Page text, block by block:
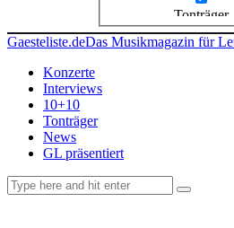
Tonträger
Gaesteliste.deDas Musikmagazin für
Konzerte
Interviews
10+10
Tonträger
News
GL präsentiert